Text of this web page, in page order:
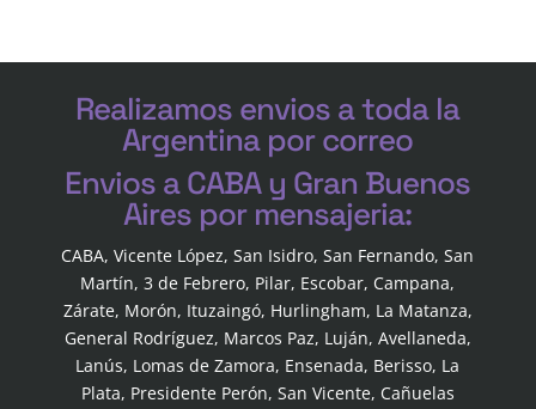
Realizamos envios a toda la
Argentina por correo
Envios a CABA y Gran Buenos
Aires por mensajeria:
CABA, Vicente López, San Isidro, San Fernando, San
Martín, 3 de Febrero, Pilar, Escobar, Campana,
Zárate, Morón, Ituzaingó, Hurlingham, La Matanza,
General Rodríguez, Marcos Paz, Luján, Avellaneda,
Lanús, Lomas de Zamora, Ensenada, Berisso, La
Plata, Presidente Perón, San Vicente, Cañuelas